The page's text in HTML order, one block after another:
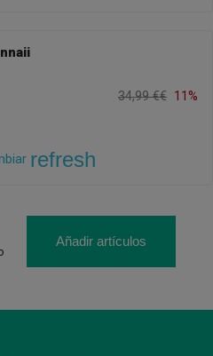
34,99 €€ 11%
refresh
Añadir artículos